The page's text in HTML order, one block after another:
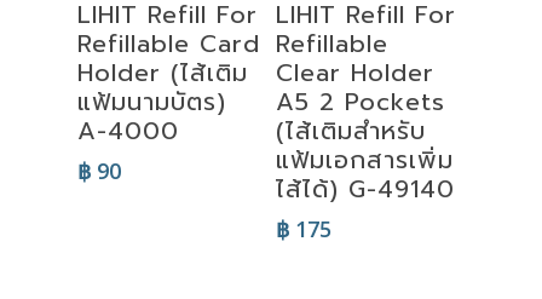
Add To Cart
LIHIT Refill For
Refillable Card
Holder (ไส้เติม
แฟ้มนามบัตร)
A-4000
฿ 90
Add To Cart
LIHIT Refill For
Refillable
Clear Holder
A5 2 Pockets
(ไส้เติมสำหรับ
แฟ้มเอกสารเพิ่ม
ไส้ได้) G-49140
฿175